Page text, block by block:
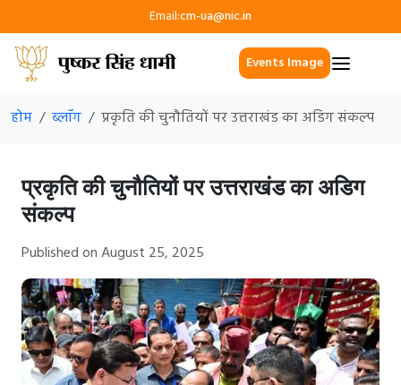
Email:cm-ua@nic.in
Events Image
होम ब्लॉग प्रकृति की चुनौतियों पर उत्तराखंड का अडिग संकल्प
प्रकृति की चुनौतियों पर उत्तराखंड का अडिग
संकल्प
Published on August 25, 2025